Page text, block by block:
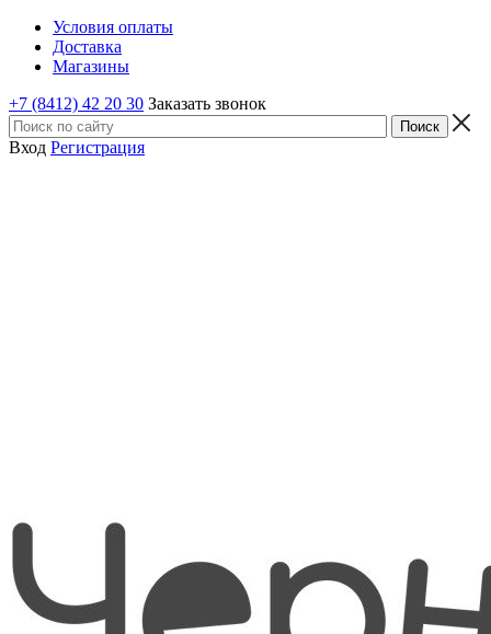
Условия оплаты
Доставка
Магазины
+7 (8412) 42 20 30 Заказать звонок
Вход Регистрация